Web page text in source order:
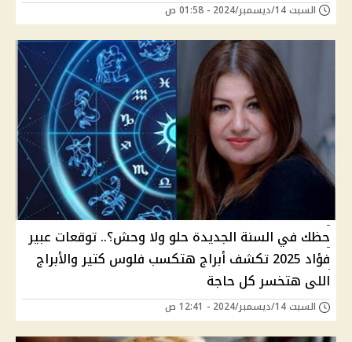
السبت 14/ديسمبر/2024 - 01:58 ص
حظك في السنة الجديدة حلو ولا وحش؟.. توقعات عبير
فؤاد 2025 تكشف أبراج هتكسب فلوس كتير والأبراج
اللى هتخسر كل حاجة
السبت 14/ديسمبر/2024 - 12:41 ص